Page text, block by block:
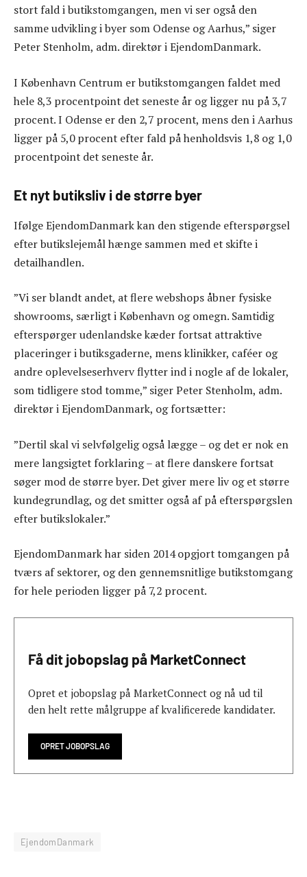
stort fald i butikstomgangen, men vi ser også den
samme udvikling i byer som Odense og Aarhus,” siger
Peter Stenholm, adm. direktør i EjendomDanmark.
I København Centrum er butikstomgangen faldet med
hele 8,3 procentpoint det seneste år og ligger nu på 3,7
procent. I Odense er den 2,7 procent, mens den i Aarhus
ligger på 5,0 procent efter fald på henholdsvis 1,8 og 1,0
procentpoint det seneste år.
Et nyt butiksliv i de større byer
Ifølge EjendomDanmark kan den stigende efterspørgsel
efter butikslejemål hænge sammen med et skifte i
detailhandlen.
”Vi ser blandt andet, at flere webshops åbner fysiske
showrooms, særligt i København og omegn. Samtidig
efterspørger udenlandske kæder fortsat attraktive
placeringer i butiksgaderne, mens klinikker, caféer og
andre oplevelseserhverv flytter ind i nogle af de lokaler,
som tidligere stod tomme,” siger Peter Stenholm, adm.
direktør i EjendomDanmark, og fortsætter:
”Dertil skal vi selvfølgelig også lægge – og det er nok en
mere langsigtet forklaring – at flere danskere fortsat
søger mod de større byer. Det giver mere liv og et større
kundegrundlag, og det smitter også af på efterspørgslen
efter butikslokaler.”
EjendomDanmark har siden 2014 opgjort tomgangen på
tværs af sektorer, og den gennemsnitlige butikstomgang
for hele perioden ligger på 7,2 procent.
Få dit jobopslag på MarketConnect
Opret et jobopslag på MarketConnect og nå ud til
den helt rette målgruppe af kvalificerede kandidater.
OPRET JOBOPSLAG
EjendomDanmark